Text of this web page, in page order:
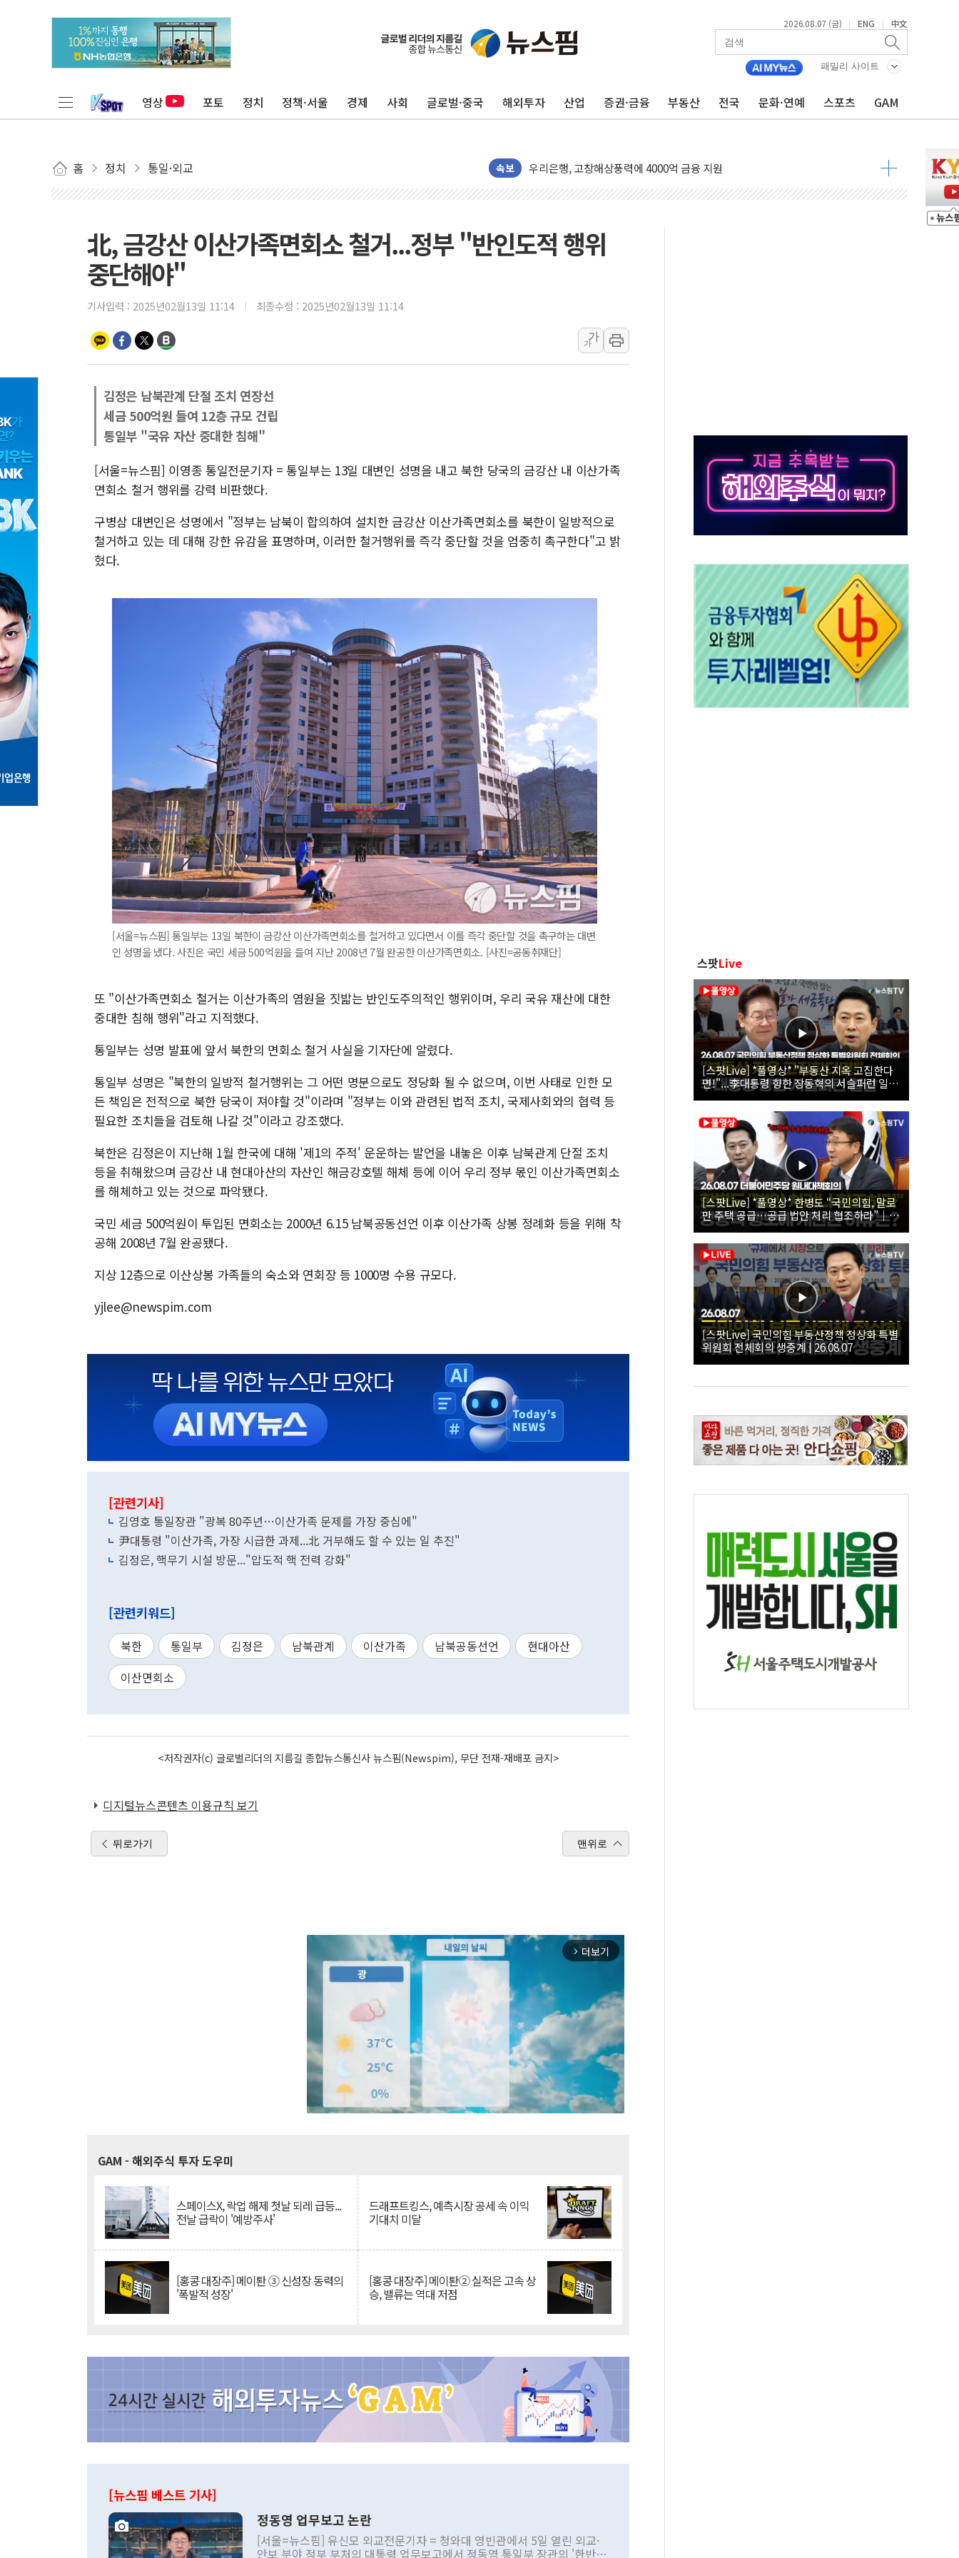
2026.08.07 (금) | ENG | 中文
패밀리 사이트
영상 포토 정치 정책·서울 경제 사회 글로벌·중국 해외투자 산업 증권·금융 부동산 전국 문화·연예 스포츠 GAM
홈 정치 통일·외교 속보
'해병 순직 책임' 임성근 전 사단장 항소심도 징역 3년
NH농협은행, 모두투어 제휴 여행적금 완판
민병덕 "오늘 67개 점포 영업 재개...장바구니에 홈플러스 담아달라" 호소
종합특검, '尹 관저 이전 감사 무마' 유병호 구속 기소
코스피·코스닥 오전 동반 하락…내린 종목이 두 배 넘어
창호 교체하다 난간 무너져…대전서 50대 일용직 추락 사망
장동혁 "규제와 대출 풀고 재개발·재건축 촉진하는 것이 부동산 정상화"
오렌지플래닛 창업재단, 스타트업 지원 프로그램 성료
경찰, '300억대 사기 혐의' 차가원 대표 구속 송치
[속보] '해병 순직 책임' 임성근 전 사단장 항소심도 징역 3년 선고
北, 금강산 이산가족면회소 철거...정부 "반인도적 행위
중단해야"
기사입력 : 2025년02월13일 11:14 최종수정 : 2025년02월13일 11:14
가
가
김정은 남북관계 단절 조치 연장선
세금 500억원 들여 12층 규모 건립
통일부 "국유 자산 중대한 침해"
[서울=뉴스핌] 이영종 통일전문기자 = 통일부는 13일 대변인 성명을 내고 북한 당국의 금강산 내 이산가족
면회소 철거 행위를 강력 비판했다.
구병삼 대변인은 성명에서 "정부는 남북이 합의하여 설치한 금강산 이산가족면회소를 북한이 일방적으로
철거하고 있는 데 대해 강한 유감을 표명하며, 이러한 철거행위를 즉각 중단할 것을 엄중히 촉구한다"고 밝
혔다.
[서울=뉴스핌] 통일부는 13일 북한이 금강산 이산가족면회소를 철거하고 있다면서 이를 즉각 중단할 것을 촉구하는 대변
인 성명을 냈다. 사진은 국민 세금 500억원을 들여 지난 2008년 7월 완공한 이산가족면회소. [사진=공동취재단]
또 "이산가족면회소 철거는 이산가족의 염원을 짓밟는 반인도주의적인 행위이며, 우리 국유 재산에 대한
중대한 침해 행위"라고 지적했다.
통일부는 성명 발표에 앞서 북한의 면회소 철거 사실을 기자단에 알렸다.
통일부 성명은 "북한의 일방적 철거행위는 그 어떤 명분으로도 정당화 될 수 없으며, 이번 사태로 인한 모
든 책임은 전적으로 북한 당국이 져야할 것"이라며 "정부는 이와 관련된 법적 조치, 국제사회와의 협력 등
필요한 조치들을 검토해 나갈 것"이라고 강조했다.
북한은 김정은이 지난해 1월 한국에 대해 '제1의 주적' 운운하는 발언을 내놓은 이후 남북관계 단절 조치
등을 취해왔으며 금강산 내 현대아산의 자산인 해금강호텔 해체 등에 이어 우리 정부 몫인 이산가족면회소
를 해체하고 있는 것으로 파악됐다.
국민 세금 500억원이 투입된 면회소는 2000년 6.15 남북공동선언 이후 이산가족 상봉 정례화 등을 위해 착
공해 2008년 7월 완공됐다.
지상 12층으로 이산상봉 가족들의 숙소와 연회장 등 1000명 수용 규모다.
yjlee@newspim.com
[관련기사]
김영호 통일장관 "광복 80주년…이산가족 문제를 가장 중심에"
尹대통령 "이산가족, 가장 시급한 과제...北 거부해도 할 수 있는 일 추진"
김정은, 핵무기 시설 방문..."압도적 핵 전력 강화"
[관련키워드]
북한 통일부 김정은 남북관계 이산가족 남북공동선언
현대아산
이산면회소
<저작권자(c) 글로벌리더의 지름길 종합뉴스통신사 뉴스핌(Newspim), 무단 전재-재배포 금지>
디지털뉴스콘텐츠 이용규칙 보기
뒤로가기 맨위로
arrow_forward_ios 더보기
GAM - 해외주식 투자 도우미
스페이스X, 락업 해제 첫날 되레 급등...
전날 급락이 '예방주사'
드래프트킹스, 예측시장 공세 속 이익
기대치 미달
[홍콩 대장주] 메이퇀 ③ 신성장 동력의
'폭발적 성장'
[홍콩 대장주] 메이퇀② 실적은 고속 상
승, 밸류는 역대 저점
[뉴스핌 베스트 기사]
정동영 업무보고 논란
[서울=뉴스핌] 유신모 외교전문기자 = 청와대 영빈관에서 5일 열린 외교·
안보 분야 정부 부처의 대통령 업무보고에서 정동영 통일부 장관의 '한반도
스팟Live
[스팟Live] *풀영상* "부동산 지옥 고집한다
면!"...李대통령 향한 장동혁의 서슬퍼런 일갈
| 26.08.07 국민의힘 부동산정책 정상화 특별
위원회 전체회의
[스팟Live] *풀영상* 한병도 “국민의힘, 말로
만 주택 공급…공급 법안 처리 협조하라”｜
26.08.07 더불어민주당 원내대책회의
[스팟Live] 국민의힘 부동산정책 정상화 특별
위원회 전체회의 생중계 | 26.08.07